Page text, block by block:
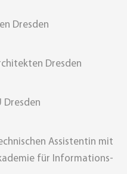
Dresden
Dresden
Dresden
Assistentin mit
für Informations-